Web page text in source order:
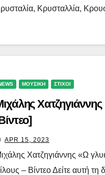
Κρυσταλλία,
ΜΟΥΣΙΚΗ ΣΤΙΧΟΙ
APR 15, 2023
Χατζηγιάννης «Ω
– Βίντεο Δείτε αυτή